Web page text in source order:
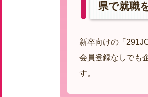
県で就職
新卒向けの「
会員登録なしでも
す。